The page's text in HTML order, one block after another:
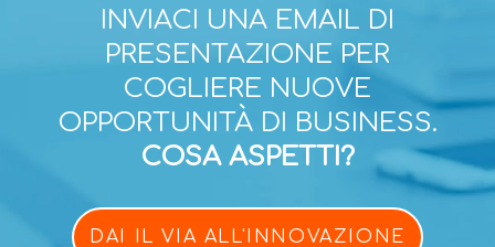
INVIACI UNA EMAIL DI
PRESENTAZIONE PER
COGLIERE NUOVE
OPPORTUNITÀ DI BUSINESS.
COSA ASPETTI?
DAI IL VIA ALL'INNOVAZIONE